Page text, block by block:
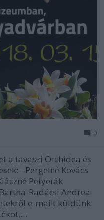
0
a tavaszi Orchidea és
- Pergelné Kovács
Petyerák
Radácsi Andrea
e-mailt küldünk.